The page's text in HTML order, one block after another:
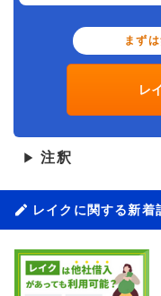
まず
レ
▶ 注釈
レイクに関する新着